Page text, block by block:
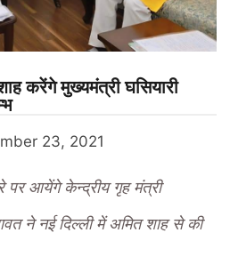
करेंगे मुख्यमंत्री घसियारी
23, 2021
पर आयेंगे केन्द्रीय गृह मंत्री
ने नई दिल्ली में अमित शाह से की